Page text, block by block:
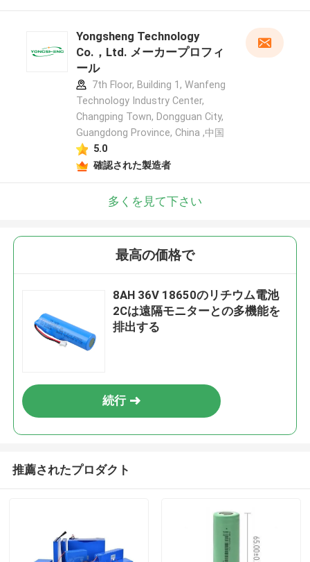
Yongsheng Technology
Co.，Ltd. メーカープロフィ
ール
7th Floor, Building 1, Wanfeng
Technology Industry Center,
Changping Town, Dongguan City,
Guangdong Province, China ,中国
5.0
確認された製造者
多くを見て下さい
最高の価格で
8AH 36V 18650のリチウム電池
2Cは遠隔モニターとの多機能を
排出する
続行
推薦されたプロダクト